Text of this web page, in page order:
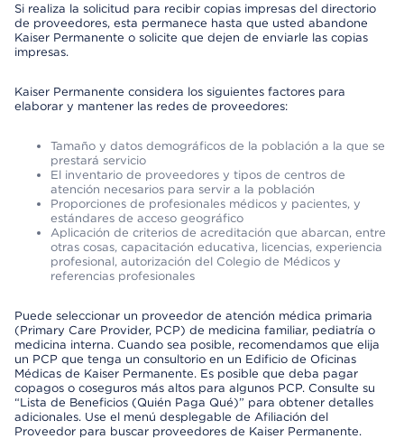
Si realiza la solicitud para recibir copias impresas del directorio
de proveedores, esta permanece hasta que usted abandone
Kaiser Permanente o solicite que dejen de enviarle las copias
impresas.
Kaiser Permanente considera los siguientes factores para
elaborar y mantener las redes de proveedores:
Tamaño y datos demográficos de la población a la que se
prestará servicio
El inventario de proveedores y tipos de centros de
atención necesarios para servir a la población
Proporciones de profesionales médicos y pacientes, y
estándares de acceso geográfico
Aplicación de criterios de acreditación que abarcan, entre
otras cosas, capacitación educativa, licencias, experiencia
profesional, autorización del Colegio de Médicos y
referencias profesionales
Puede seleccionar un proveedor de atención médica primaria
(Primary Care Provider, PCP) de medicina familiar, pediatría o
medicina interna. Cuando sea posible, recomendamos que elija
un PCP que tenga un consultorio en un Edificio de Oficinas
Médicas de Kaiser Permanente. Es posible que deba pagar
copagos o coseguros más altos para algunos PCP. Consulte su
“Lista de Beneficios (Quién Paga Qué)” para obtener detalles
adicionales. Use el menú desplegable de Afiliación del
Proveedor para buscar proveedores de Kaiser Permanente.